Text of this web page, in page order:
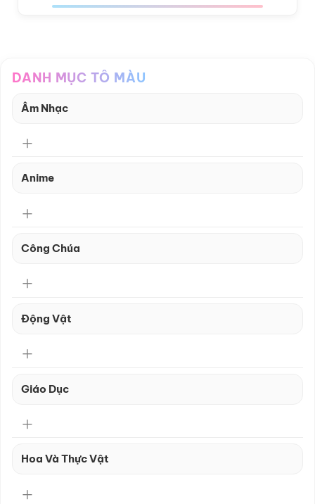
DANH MỤC TÔ MÀU
Âm Nhạc
Anime
Công Chúa
Động Vật
Giáo Dục
Hoa Và Thực Vật